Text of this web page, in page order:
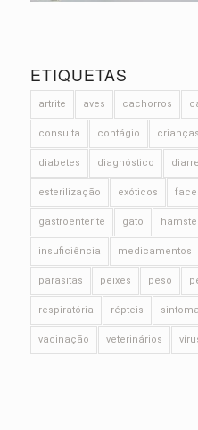
ETIQUETAS
artrite aves cachorros
consulta contágio crianças
diabetes diagnóstico
esterilização exóticos
gastroenterite gato
insuficiência medicamentos
parasitas peixes peso
respiratória répteis
vacinação veterinários